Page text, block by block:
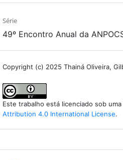
Série
49º Encontro Anual da
Copyright (c) 2025 Thainá Oliveira,
Este trabalho está licenciado sob
Attribution 4.0 International License.